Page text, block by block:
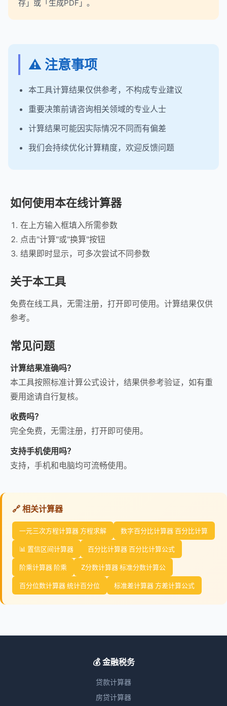
存」或「生成PDF」。
⚠️ 注意事项
本工具计算结果仅供参考，不构成专业建议
重要决策前请咨询相关领域的专业人士
计算结果可能因实际情况不同而有偏差
我们会持续优化计算精度，欢迎反馈问题
如何使用本在线计算器
在上方输入框填入所需参数
点击"计算"或"换算"按钮
结果即时显示，可多次尝试不同参数
关于本工具
免费在线工具，无需注册，打开即可使用。计算结果仅供
参考。
常见问题
计算结果准确吗？
本工具按照标准计算公式设计，结果供参考验证，如有重
要用途请自行复核。
收费吗？
完全免费，无需注册，打开即可使用。
支持手机使用吗？
支持，手机和电脑均可流畅使用。
🔗 相关计算器
一元三次方程计算器 方程求解 数字百分比计算器 百分比计算
📊 置信区间计算器 百分比计算器 百分比计算公式
阶乘计算器 阶乘 Z分数计算器 标准分数计算公
百分位数计算器 统计百分位 标准差计算器 方差计算公式
💰 金融税务
贷款计算器
房贷计算器